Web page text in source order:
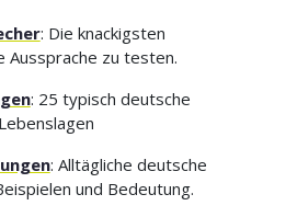
: Die knackigsten
Aussprache zu testen.
: 25 typisch deutsche
: Alltägliche deutsche
und Bedeutung.